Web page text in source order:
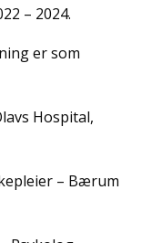
– 2024.
er som
Hospital,
– Bærum